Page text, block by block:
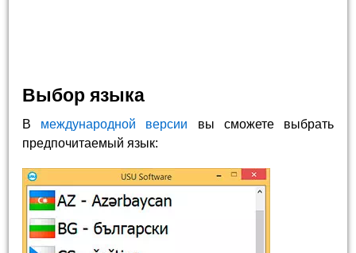
Выбор языка
В международной версии вы сможете выбрать
предпочитаемый язык: